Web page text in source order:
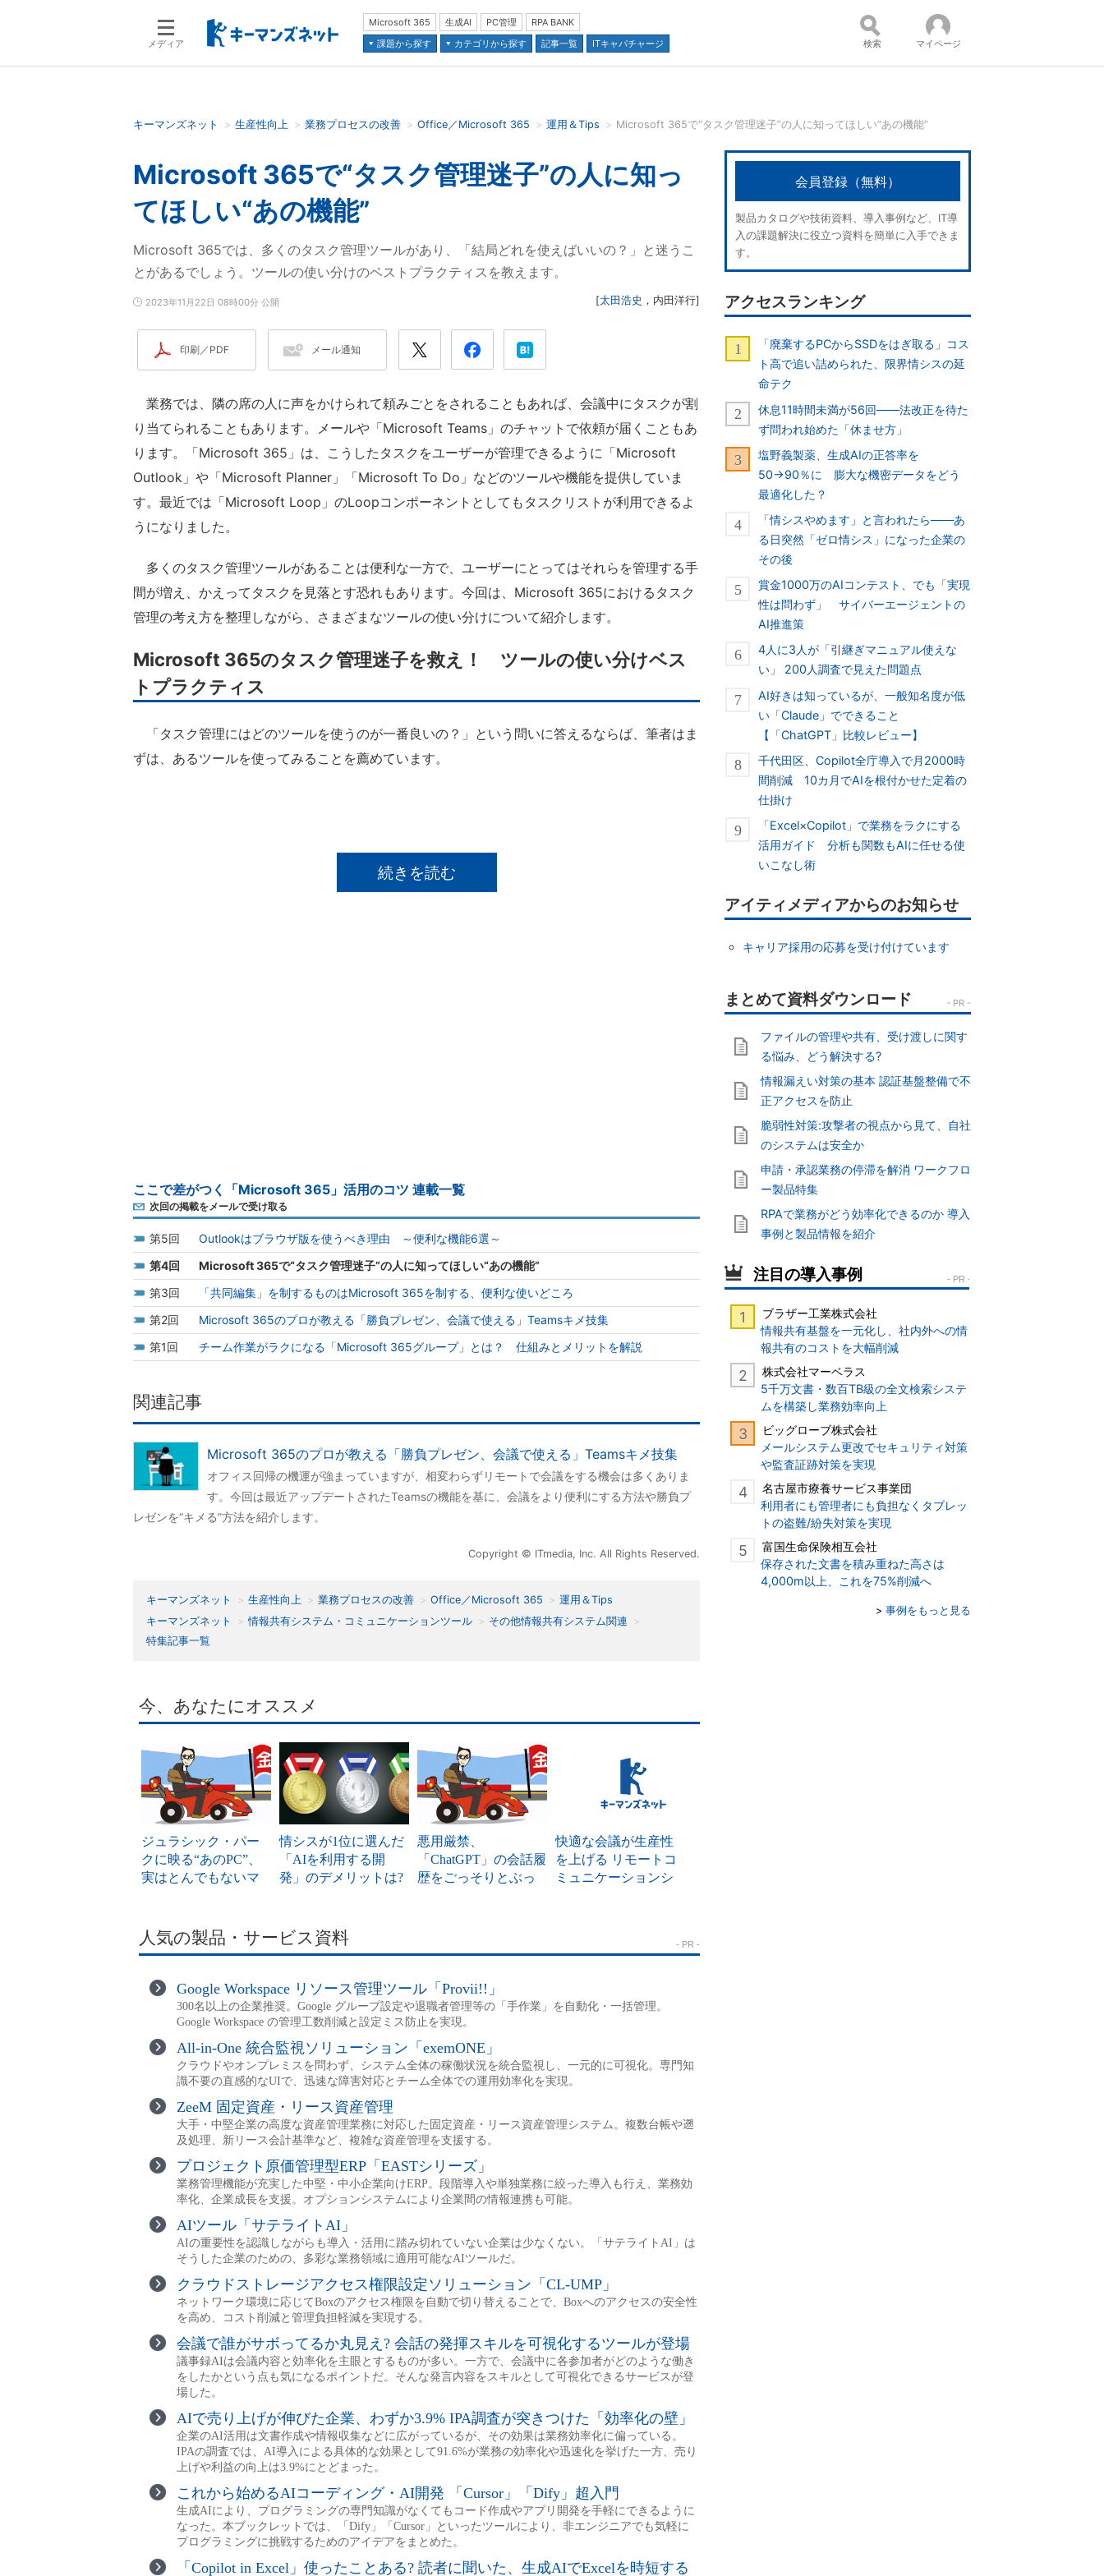
メディア
Microsoft 365 生成AI PC管理
RPA BANK
課題から探す
カテゴリから探す 記事一覧 ITキャパチャージ
検索語を入力してください コンテンツ：
並び順：
検索 マイページ
キーマンズネット 生産性向上 業務プロセスの改善 Office／Microsoft 365 運用＆Tips Microsoft 365で“タスク管理迷子”の人に知ってほしい“あの機能”
Microsoft 365で“タスク管理迷子”の人に知っ
てほしい“あの機能”
Microsoft 365では、多くのタスク管理ツールがあり、「結局どれを使えばいいの？」と迷うこ
とがあるでしょう。ツールの使い分けのベストプラクティスを教えます。
2023年11月22日 08時00分 公開 [太田浩史 ， 内田洋行]
印刷／PDF メール通知
業務では、隣の席の人に声をかけられて頼みごとをされることもあれば、会議中にタスクが割
り当てられることもあります。メールや「Microsoft Teams」のチャットで依頼が届くこともあ
ります。「Microsoft 365」は、こうしたタスクをユーザーが管理できるように「Microsoft
Outlook」や「Microsoft Planner」「Microsoft To Do」などのツールや機能を提供していま
す。最近では「Microsoft Loop」のLoopコンポーネントとしてもタスクリストが利用できるよ
うになりました。
多くのタスク管理ツールがあることは便利な一方で、ユーザーにとってはそれらを管理する手
間が増え、かえってタスクを見落とす恐れもあります。今回は、Microsoft 365におけるタスク
管理の考え方を整理しながら、さまざまなツールの使い分けについて紹介します。
Microsoft 365のタスク管理迷子を救え！ ツールの使い分けベス
トプラクティス
「タスク管理にはどのツールを使うのが一番良いの？」という問いに答えるならば、筆者はま
ずは、あるツールを使ってみることを薦めています。
続きを読む
ここで差がつく「Microsoft 365」活用のコツ 連載一覧
次回の掲載をメールで受け取る
5
Outlookはブラウザ版を使うべき理由 ～便利な機能6選～
4
Microsoft 365で“タスク管理迷子”の人に知ってほしい“あの機能”
3
「共同編集」を制するものはMicrosoft 365を制する、便利な使いどころ
2
Microsoft 365のプロが教える「勝負プレゼン、会議で使える」Teamsキメ技集
1
チーム作業がラクになる「Microsoft 365グループ」とは？ 仕組みとメリットを解説
関連記事
Microsoft 365のプロが教える「勝負プレゼン、会議で使える」Teamsキメ技集
オフィス回帰の機運が強まっていますが、相変わらずリモートで会議をする機会は多くありま
す。今回は最近アップデートされたTeamsの機能を基に、会議をより便利にする方法や勝負プ
レゼンを“キメる”方法を紹介します。
Copyright © ITmedia, Inc. All Rights Reserved.
キーマンズネット 生産性向上 業務プロセスの改善 Office／Microsoft 365
運用＆Tips
キーマンズネット
情報共有システム・コミュニケーションツール
その他情報共有システム関連
特集記事一覧
会員登録（無料）
製品カタログや技術資料、導入事例など、IT導
入の課題解決に役立つ資料を簡単に入手できま
す。
アクセスランキング
「廃棄するPCからSSDをはぎ取る」コス
ト高で追い詰められた、限界情シスの延
命テク
休息11時間未満が56回――法改正を待た
ず問われ始めた「休ませ方」
塩野義製薬、生成AIの正答率を
50→90％に 膨大な機密データをどう
最適化した？
「情シスやめます」と言われたら――あ
る日突然「ゼロ情シス」になった企業の
その後
賞金1000万のAIコンテスト、でも「実現
性は問わず」 サイバーエージェントの
AI推進策
4人に3人が「引継ぎマニュアル使えな
い」 200人調査で見えた問題点
AI好きは知っているが、一般知名度が低
い「Claude」でできること
【「ChatGPT」比較レビュー】
千代田区、Copilot全庁導入で月2000時
間削減 10カ月でAIを根付かせた定着の
仕掛け
「Excel×Copilot」で業務をラクにする
活用ガイド 分析も関数もAIに任せる使
いこなし術
アイティメディアからのお知らせ
キャリア採用の応募を受け付けています
ファイルの管理や共有、受け渡しに関す
る悩み、どう解決する?
情報漏えい対策の基本 認証基盤整備で不
正アクセスを防止
脆弱性対策:攻撃者の視点から見て、自社
のシステムは安全か
申請・承認業務の停滞を解消 ワークフロ
ー製品特集
RPAで業務がどう効率化できるのか 導入
事例と製品情報を紹介